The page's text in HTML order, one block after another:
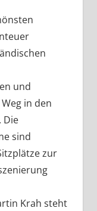
und
in den
Die
sind
zur
Krah steht